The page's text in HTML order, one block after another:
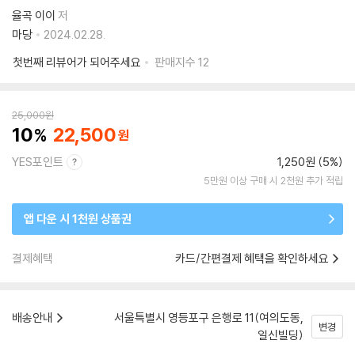
율곡 이이 저
마당
2024.02.28.
첫번째 리뷰어가 되어주세요
판매지수 12
25,000원
10 22,500
YES포인트 1,250원 (5%)
5만원 이상 구매 시 2천원 추가 적립
앱 다운 시 1천원 상품권
결제혜택 카드/간편결제 혜택을 확인하세요
배송안내
서울특별시 영등포구 은행로 11(여의도동,
일신빌딩)
변경